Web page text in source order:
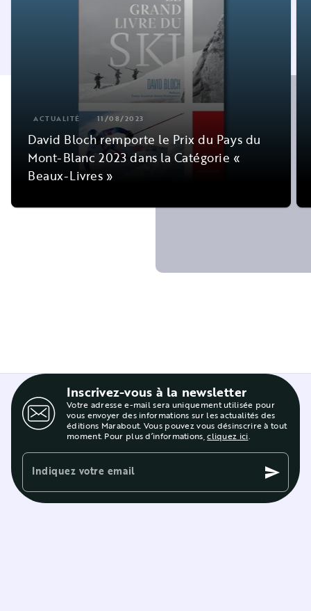
ACTUALITÉ 11/08/2023
David Bloch remporte le Prix du Pays du
Mont-Blanc 2023 dans la Catégorie «
Beaux-Livres »
Inscrivez-vous à la newsletter
Votre adresse e-mail sera uniquement utilisée pour
vous envoyer des informations sur les actualités des
éditions Marabout. Vous pouvez vous désinscrire à tout
moment. Pour plus d’informations,cliquez ici.
Indiquez votre email send